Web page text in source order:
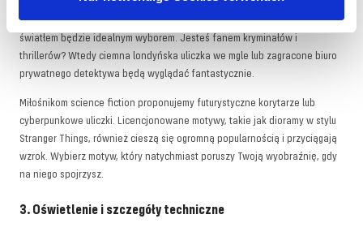
krzywymi domami, magicznymi butelkami z miksturami i mistycznym
światłem będzie idealnym wyborem. Jesteś fanem kryminałów i
thrillerów? Wtedy ciemna londyńska uliczka we mgle lub zagracone biuro
prywatnego detektywa będą wyglądać fantastycznie.
Miłośnikom science fiction proponujemy futurystyczne korytarze lub
cyberpunkowe uliczki. Licencjonowane motywy, takie jak dioramy w stylu
Stranger Things, również cieszą się ogromną popularnością i przyciągają
wzrok. Wybierz motyw, który natychmiast poruszy Twoją wyobraźnię, gdy
na niego spojrzysz.
3. Oświetlenie i szczegóły techniczne